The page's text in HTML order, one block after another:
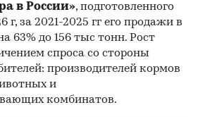
сильные игроки на рынке
услуг и товаров для
как Wildberries, Ozon и Yandex
магазины по продаже
статистику по
которых можно
расчете потенциального
в России», подготовленного
г, за 2021-2025 гг его продажи в
63% до 156 тыс тонн. Рост
спроса со стороны
производителей кормов
и
комбинатов.